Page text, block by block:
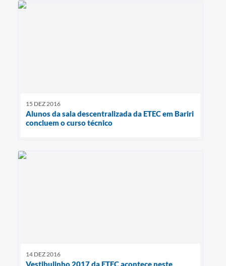
15 DEZ 2016
Alunos da sala descentralizada da ETEC em Bariri
concluem o curso técnico
14 DEZ 2016
Vestibulinho 2017 da ETEC acontece neste